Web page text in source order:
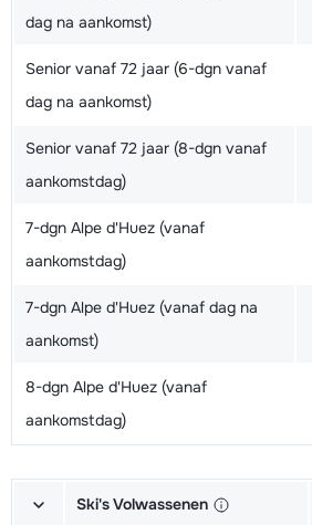
dag na aankomst)
Senior vanaf 72 jaar (6-dgn vanaf
dag na aankomst)
Senior vanaf 72 jaar (8-dgn vanaf
aankomstdag)
7-dgn Alpe d'Huez (vanaf
aankomstdag)
7-dgn Alpe d'Huez (vanaf dag na
aankomst)
8-dgn Alpe d'Huez (vanaf
aankomstdag)
Ski's Volwassenen